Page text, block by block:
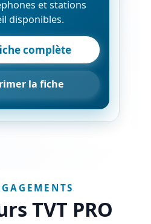
et stations
disponibles.
complète
la fiche
TVT PRO